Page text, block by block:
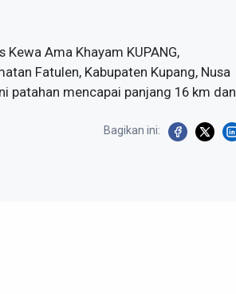
Ama Khayam KUPANG,
Fatulen, Kabupaten Kupang, Nusa
patahan mencapai panjang 16 km dan
Bagikan ini: